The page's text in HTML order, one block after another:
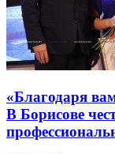
«Благодаря
В Борисове